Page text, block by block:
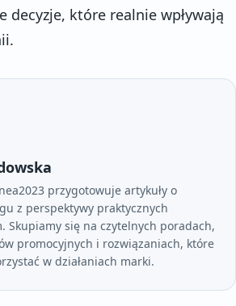
decyzje, które realnie wpływają
przygotowuje artykuły o
z perspektywy praktycznych
Skupiamy się na czytelnych poradach,
promocyjnych i rozwiązaniach, które
w działaniach marki.